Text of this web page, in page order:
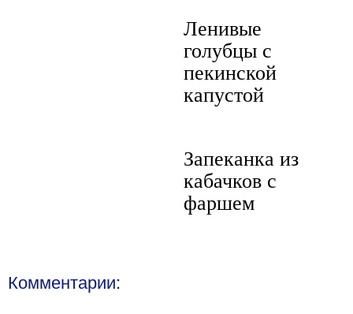
Ленивые
голубцы с
пекинской
капустой
Запеканка из
кабачков с
фаршем
Комментарии: